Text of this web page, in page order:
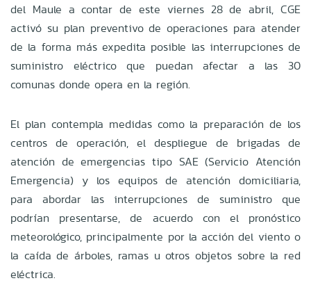
del Maule a contar de este viernes 28 de abril, CGE
activó su plan preventivo de operaciones para atender
de la forma más expedita posible las interrupciones de
suministro eléctrico que puedan afectar a las 30
comunas donde opera en la región.
El plan contempla medidas como la preparación de los
centros de operación, el despliegue de brigadas de
atención de emergencias tipo SAE (Servicio Atención
Emergencia) y los equipos de atención domiciliaria,
para abordar las interrupciones de suministro que
podrían presentarse, de acuerdo con el pronóstico
meteorológico, principalmente por la acción del viento o
la caída de árboles, ramas u otros objetos sobre la red
eléctrica.